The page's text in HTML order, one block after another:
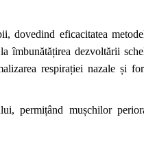
dovedind eficacitatea
îmbunătățirea dezvoltării
respirației nazale și
permițând mușchilor